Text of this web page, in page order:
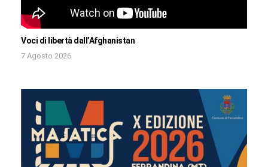
Voci di libertà dall’Afghanistan
7 Agosto 2026